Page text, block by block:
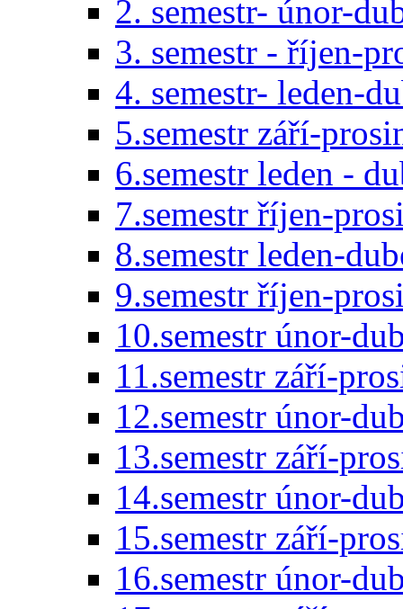
2. semestr- únor-
3. semestr - říjen-
4. semestr- leden-
5.semestr září-
6.semestr leden -
7.semestr říjen-
8.semestr leden-
9.semestr říjen-
10.semestr únor-
11.semestr září-
12.semestr únor-
13.semestr září-
14.semestr únor-
15.semestr září-
16.semestr únor-